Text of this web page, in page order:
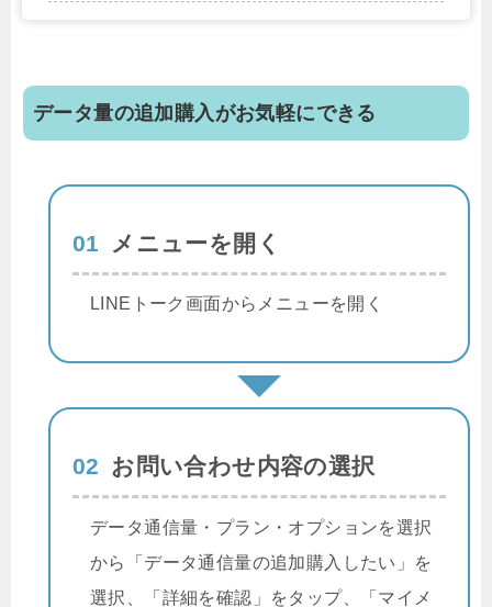
データ量の追加購入がお気軽にできる
01 メニューを開く
LINEトーク画面からメニューを開く
02 お問い合わせ内容の選択
データ通信量・プラン・オプションを選択
から「データ通信量の追加購入したい」を
選択、「詳細を確認」をタップ、「マイメ